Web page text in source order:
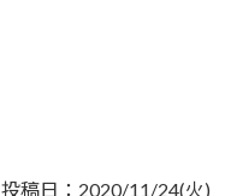
投稿日：2020/11/24(火)